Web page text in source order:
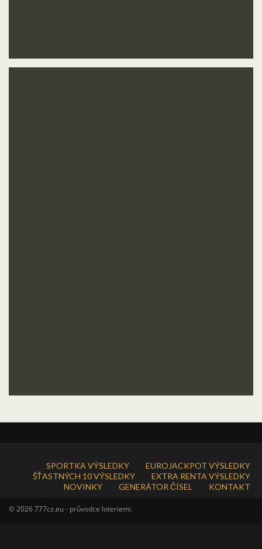
SPORTKA VÝSLEDKY
EUROJACKPOT VÝSLEDKY
ŠŤASTNÝCH 10 VÝSLEDKY
EXTRA RENTA VÝSLEDKY
NOVINKY
GENERÁTOR ČÍSEL KONTAKT
© 2026 777cz.eu - průvodce loteriemi.